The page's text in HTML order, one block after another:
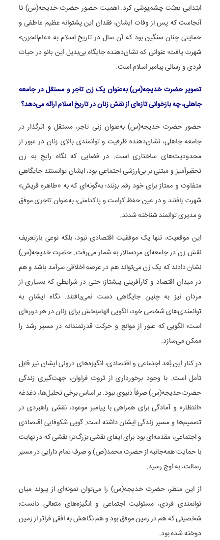
ابتدایی بعثت چشم‌پوشی کرد. اهمیت حضور حضرت خدیجه(س) تا
آنجاست که پس از وفات ایشان، فقدان این پشتوانه عظیم عاطفی و
حمایتی چنان سنگین بود که آن سال در تاریخ اسلام به «عام‌الحزن»
شهرت یافت؛ عنوانی که نشان‌دهنده جایگاه بی‌بدیل این بانو در حیات
فردی و رسالی پیامبر اسلام است.
تصویر حضرت خدیجه(س) به‌عنوان یک زن تاجر و مستقل در جامعه
جاهلی، چه بازخوانی تازه‌ای از نقش زنان در تاریخ اسلام ارائه می‌دهد؟
حضور حضرت خدیجه(س) به‌عنوان زنی تاجر، مستقل و اثرگذار در
جامعه جاهلی، نشان‌دهنده ظرفیت و توانمندی بالای زنان در عبور از
محدودیت‌های ساختاری است. در فضایی که نگاه رایج به زن
تحقیرآمیز و مبتنی بر بی‌ارزشی اجتماعی بود، ایشان توانستند جایگاهی
متفاوت و ممتاز برای خود رقم بزنند؛ به‌گونه‌ای که به «طاهره قریش»
شهرت یافتند و در عین حفظ کرامت و پاکدامنی، به‌عنوان تاجری موفق
و مدیری توانمند شناخته شدند.
این موقعیت، تنها یک موفقیت اقتصادی نبود، بلکه نوعی بازتعریف
نقش زن در جامعه‌ای مردسالار به شمار می‌رفت. حضرت خدیجه(س)
نشان دادند که یک زن می‌تواند هم در عرصه اخلاقی سرآمد باشد و هم
در میدان اقتصاد و کارآفرینی پیشتاز؛ حتی در شرایطی که بسیاری از
مردان نیز به چنین جایگاهی دست نمی‌یافتند. نگاه ایشان به
توانمندی‌های شخصی خود، الگویی الهام‌بخش برای زنان در هر دوره‌ای
است؛ الگویی که عبور از موانع و حرکت قدرتمندانه در مسیر رشد را
ممکن می‌سازد.
در کنار این بُعد اجتماعی و اقتصادی، انگیزه‌های درونی ایشان نیز قابل
تأمل است. با وجود برخورداری از ثروت فراوان، جهت‌گیری زندگی
حضرت خدیجه(س) صرفاً دنیوی نبود. بر اساس برخی تحلیل‌ها، دغدغه
«انتظار» و آمادگی برای همراهی با پیامبر موعود، نقشی راهبردی در
تصمیم‌ها و مسیر زندگی ایشان داشته است. گویی شکوفایی اقتصادی
و اجتماعی، مقدمه‌ای بود برای ایفای نقشی بزرگ‌تر؛ نقشی که در نهایت
با حمایت همه‌جانبه از حضرت محمد(ص) و صرف تمام دارایی در مسیر
رسالت، به اوج رسید.
از این منظر، حضرت خدیجه(س) را می‌توان نمونه‌ای از پیوند میان
توانمندی فردی، مسئولیت اجتماعی و انگیزه‌های متعالی دانست؛
شخصیتی که هم در زمین موفق بود و هم نگاهش به افقی فراتر از زمین
دوخته شده بود.